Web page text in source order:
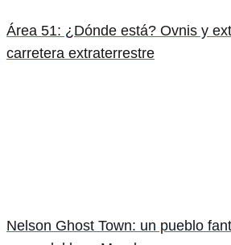
Área 51: ¿Dónde está? Ovnis y
carretera extraterrestre
Nelson Ghost Town: un pueblo